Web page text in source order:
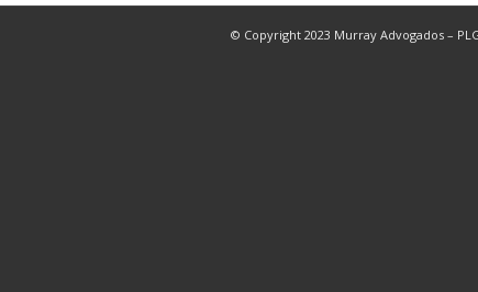
© Copyright 2023 Murray Advogados –